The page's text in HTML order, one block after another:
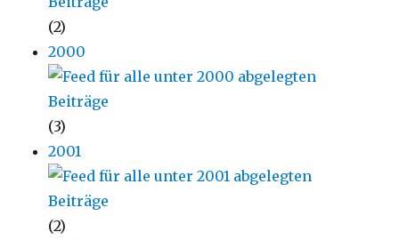
(2)
2000
(3)
2001
(2)